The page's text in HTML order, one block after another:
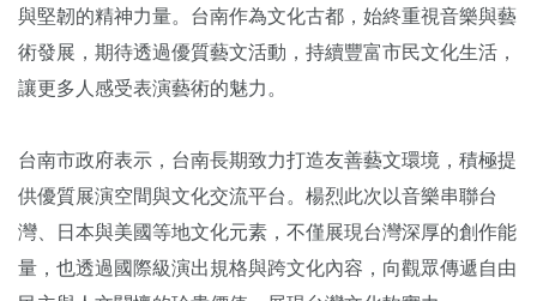
與堅韌的精神力量。台南作為文化古都，始終重視音樂與藝
術發展，期待透過優質藝文活動，持續豐富市民文化生活，
讓更多人感受表演藝術的魅力。
台南市政府表示，台南長期致力打造友善藝文環境，積極提
供優質展演空間與文化交流平台。楊烈此次以音樂串聯台
灣、日本與美國等地文化元素，不僅展現台灣深厚的創作能
量，也透過國際級演出規格與跨文化內容，向觀眾傳遞自由